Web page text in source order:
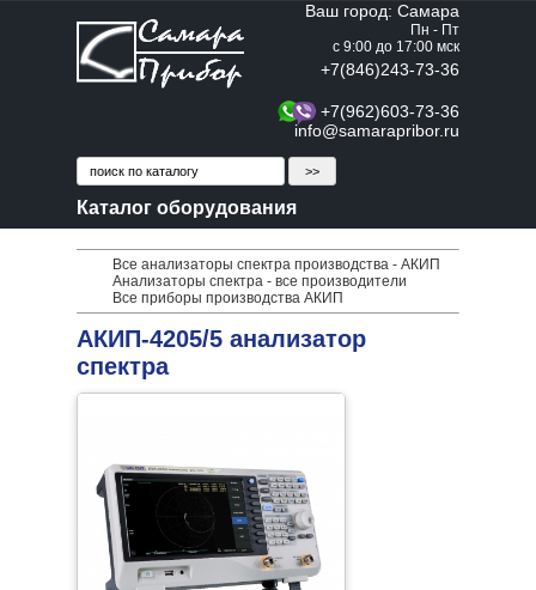
Ваш город: Самара
Пн - Пт
с 9:00 до 17:00 мск
+7(846)243-73-36
+7(962)603-73-36
info@samarapribor.ru
Каталог оборудования
Все анализаторы спектра производства - АКИП
Анализаторы спектра - все производители
Все приборы производства АКИП
АКИП-4205/5 анализатор
спектра